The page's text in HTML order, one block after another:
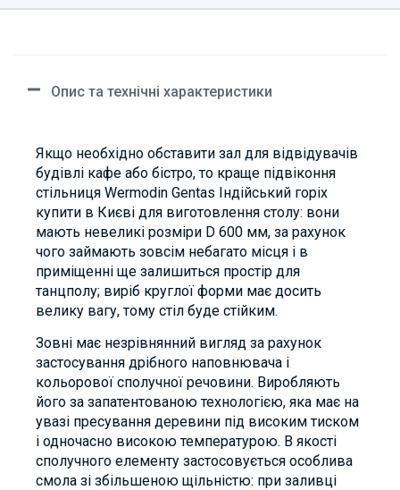
Опис та технічні характеристики
Якщо необхідно обставити зал для відвідувачів
будівлі кафе або бістро, то краще підвіконня
стільниця Wermodin Gentas Індійський горіх
купити в Києві для виготовлення столу: вони
мають невеликі розміри D 600 мм, за рахунок
чого займають зовсім небагато місця і в
приміщенні ще залишиться простір для
танцполу; виріб круглої форми має досить
велику вагу, тому стіл буде стійким.
Зовні має незрівнянний вигляд за рахунок
застосування дрібного наповнювача і
кольорової сполучної речовини. Виробляють
його за запатентованою технологією, яка має на
увазі пресування деревини під високим тиском
і одночасно високою температурою. В якості
сполучного елементу застосовується особлива
смола зі збільшеною щільністю: при заливці